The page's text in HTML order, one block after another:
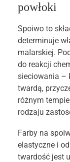
powłoki
Spoiwo to
determinuje
malarskiej.
do reakcji
sieciowania –
twardą,
różnym
rodzaju
Farby na
elastyczne i
twardość jest